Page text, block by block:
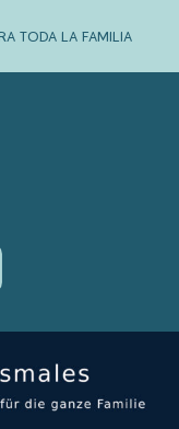
TODA LA FAMILIA